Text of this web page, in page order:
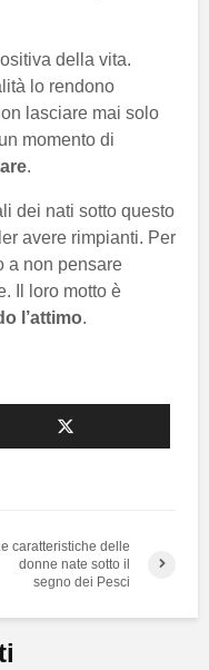
della vita.
lo rendono
lasciare mai solo
momento di
.
dei nati sotto questo
avere rimpianti. Per
a non pensare
Il loro motto è
l’attimo.
caratteristiche delle
donne nate sotto il
segno dei Pesci